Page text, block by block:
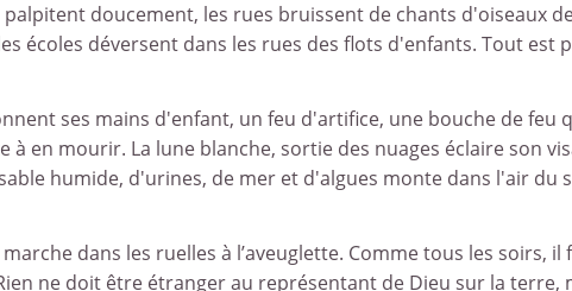
doucement, les rues bruissent de chants d'oiseaux
écoles déversent dans les rues des flots d'enfants. Tout est
ses mains d'enfant, un feu d'artifice, une bouche de feu
en mourir. La lune blanche, sortie des nuages éclaire son
humide, d'urines, de mer et d'algues monte dans l'air du
dans les ruelles à l’aveuglette. Comme tous les soirs,
ne doit être étranger au représentant de Dieu sur la terre,